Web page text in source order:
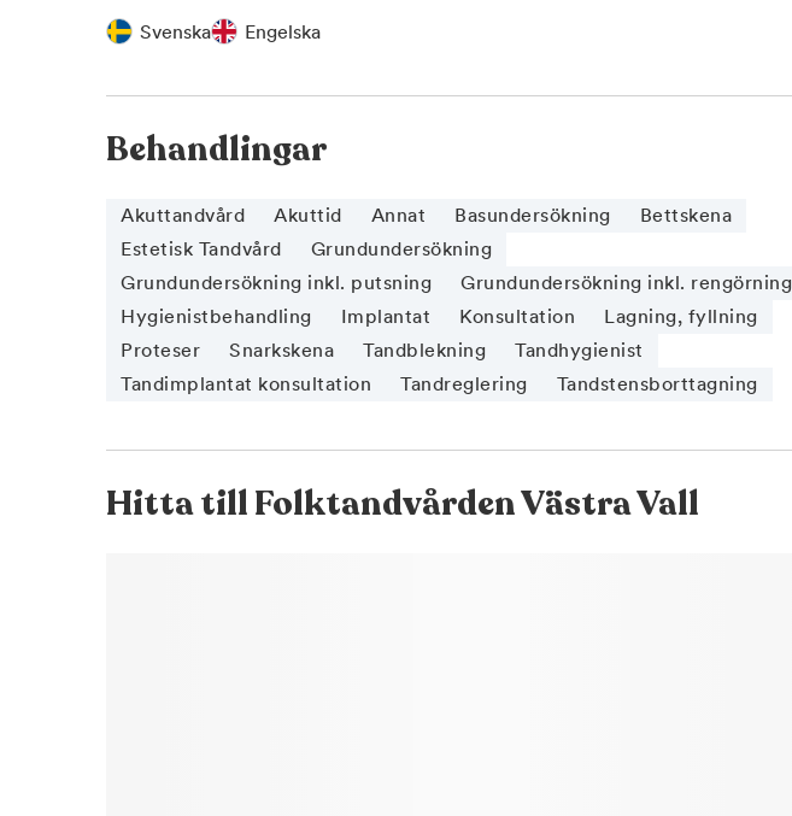
Svenska Engelska
Behandlingar
Akuttandvård Akuttid Annat Basundersökning
Bettskena
Estetisk Tandvård
Grundundersökning
Grundundersökning inkl. putsning
Grundundersökning inkl. rengörning
Hygienistbehandling
Implantat Konsultation
Lagning, fyllning
Proteser
Snarkskena Tandblekning
Tandhygienist
Tandimplantat konsultation
Tandreglering Tandstensborttagning
Hitta tillFolktandvården Västra Vall